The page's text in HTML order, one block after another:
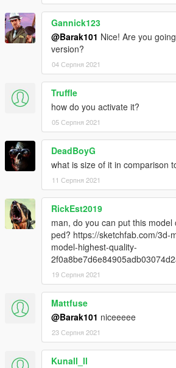
Gannick123
@Barak101 Nice! Are you
version?
04 Серпня 2021
Truffle
how do you activate it?
05 Серпня 2021
DeadBoyG
what is size of it in comparison
11 Серпня 2021
RickEst2019
man, do you can put this model
ped? https://sketchfab.com/3d-
model-highest-quality-
19 Серпня 2021
Mattfuse
@Barak101 niceeeee
23 Серпня 2021
Kunall_ll